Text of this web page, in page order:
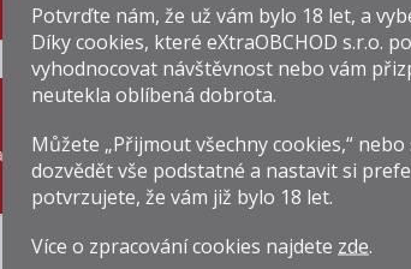
Potvrďte nám​​, že už vám bylo 18 let, a
Díky cookies, které eXtraOBCHOD s.r.o.
vyhodnocovat návštěvnost nebo vám
neutekla oblíbená dobrota.
Můžete „Přijmout všechny cookies,“
dozvědět vše podstatné a nastavit si
potvrzujete, že vám již bylo 18 let.
Více o zpracování cookies najdete zde.